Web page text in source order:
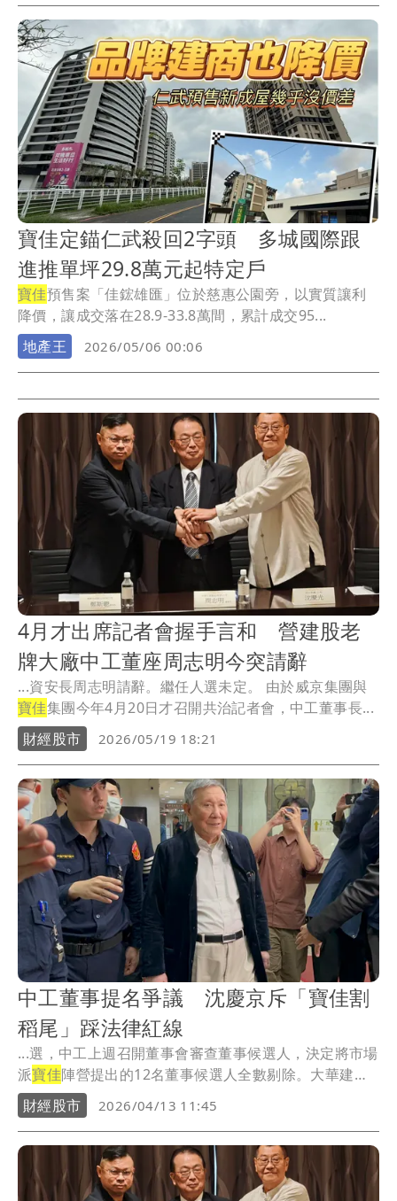
寶佳定錨仁武殺回2字頭 多城國際跟
進推單坪29.8萬元起特定戶
寶佳預售案「佳鋐雄匯」位於慈惠公園旁，以實質讓利
降價，讓成交落在28.9-33.8萬間，累計成交95...
地產王
2026/05/06 00:06
4月才出席記者會握手言和 營建股老
牌大廠中工董座周志明今突請辭
...資安長周志明請辭。繼任人選未定。 由於威京集團與
寶佳集團今年4月20日才召開共治記者會，中工董事長...
財經股市
2026/05/19 18:21
中工董事提名爭議 沈慶京斥「寶佳割
稻尾」踩法律紅線
...選，中工上週召開董事會審查董事候選人，決定將市場
派寶佳陣營提出的12名董事候選人全數剔除。大華建
設、...
財經股市 2026/04/13 11:45